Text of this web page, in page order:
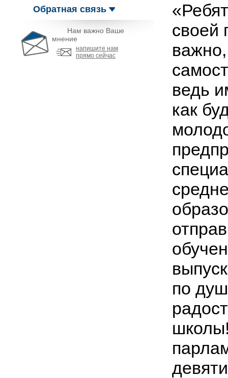
Обратная связь
Нам важно Ваше
мнение
напишите нам
прямо сейчас
своей
ведь
как
по